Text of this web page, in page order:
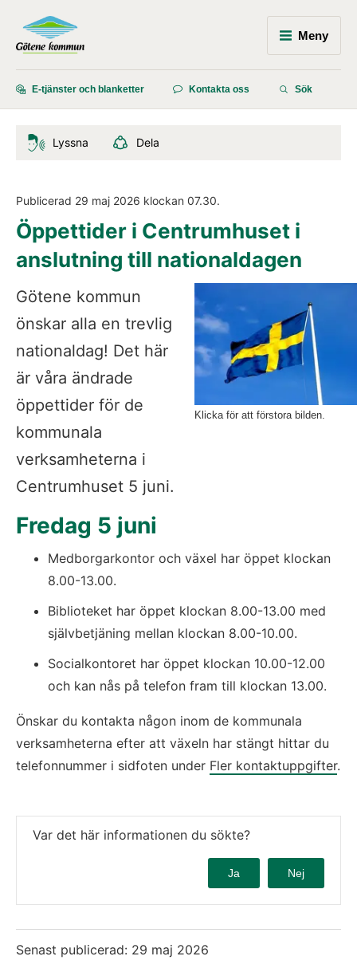
Meny
E-tjänster och blanketter Kontakta oss Sök
Lyssna Dela
Publicerad 29 maj 2026 klockan 07.30.
Öppettider i Centrumhuset i
anslutning till nationaldagen
Klicka för att förstora bilden.
Götene kommun
önskar alla en trevlig
nationaldag! Det här
är våra ändrade
öppettider för de
kommunala
verksamheterna i
Centrumhuset 5 juni.
Fredag 5 juni
Medborgarkontor och växel har öppet klockan
8.00-13.00.
Biblioteket har öppet klockan 8.00-13.00 med
självbetjäning mellan klockan 8.00-10.00.
Socialkontoret har öppet klockan 10.00-12.00
och kan nås på telefon fram till klockan 13.00.
Önskar du kontakta någon inom de kommunala
verksamheterna efter att växeln har stängt hittar du
telefonnummer i sidfoten under Fler kontaktuppgifter.
Var det här informationen du sökte?
Ja Nej
Senast publicerad: 29 maj 2026